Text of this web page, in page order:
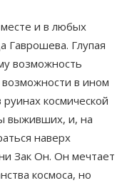
и в любых
Гаврошева. Глупая
возможность
в ином
космической
выживших, и, на
наверх
Зак Он. Он мечтает
космоса, но